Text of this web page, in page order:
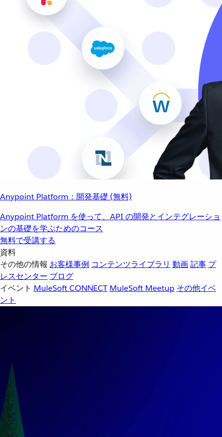
Anypoint Platform：開発基礎 (無料)
Anypoint Platform を使って、API の開発とインテグレーショ
ンの基礎を学ぶためのコース
無料で受講する
資料
その他の情報 お客様事例 コンテンツライブラリ 動画記事 プ
レスセンター ブログ
イベント MuleSoft CONNECT MuleSoft Meetup その他イベ
ント